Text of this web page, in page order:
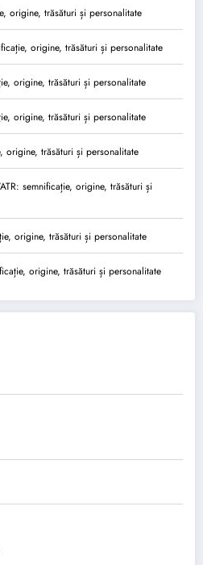
origine, trăsături și personalitate
origine, trăsături și personalitate
origine, trăsături și personalitate
origine, trăsături și personalitate
origine, trăsături și personalitate
semnificație, origine, trăsături și
origine, trăsături și personalitate
origine, trăsături și personalitate